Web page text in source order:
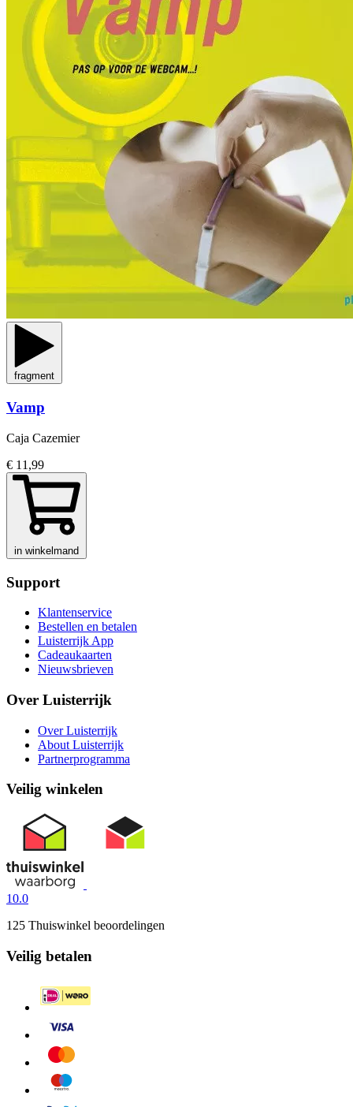
fragment
Vamp
Caja Cazemier
€ 11,99
in winkelmand
Support
Klantenservice
Bestellen en betalen
Luisterrijk App
Cadeaukaarten
Nieuwsbrieven
Over Luisterrijk
Over Luisterrijk
About Luisterrijk
Partnerprogramma
Veilig winkelen
10.0
125 Thuiswinkel beoordelingen
Veilig betalen